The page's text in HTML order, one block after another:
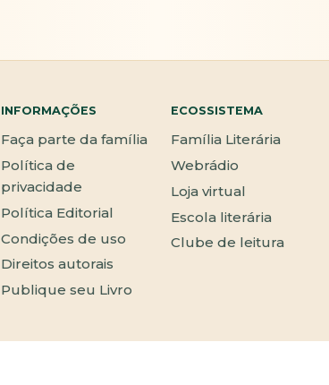
INFORMAÇÕES
Faça parte da família
Política de
privacidade
Política Editorial
Condições de uso
Direitos autorais
Publique seu Livro
ECOSSISTEMA
Família Literária
Webrádio
Loja virtual
Escola literária
Clube de leitura